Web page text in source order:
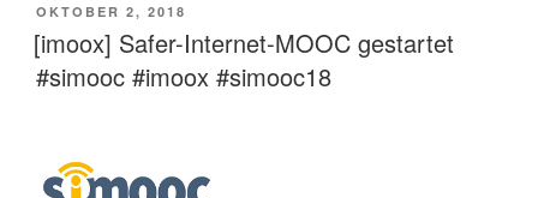
VERÖFFENTLICHT
AM
OKTOBER 2, 2018
[imoox] Safer-Internet-MOOC gestartet
#simooc #imoox #simooc18